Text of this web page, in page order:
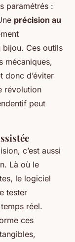
paramétrés :
précision au
bijou. Ces outils
mécaniques,
donc d’éviter
révolution
peut
c’est aussi
Là où le
le logiciel
tester
réel.
ces